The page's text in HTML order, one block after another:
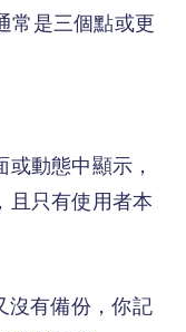
常是三個點或更
動態中顯示，
且只有使用者本
沒有備份，你記